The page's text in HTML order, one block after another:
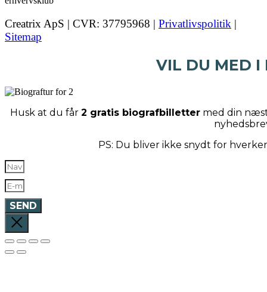
Creatrix ApS | CVR: 37795968 | Privatlivspolitik |
Sitemap
VIL DU MED I
Husk at du får 2 gratis biografbillettermed din
PS: Du bliver ikke snydt for
SEND